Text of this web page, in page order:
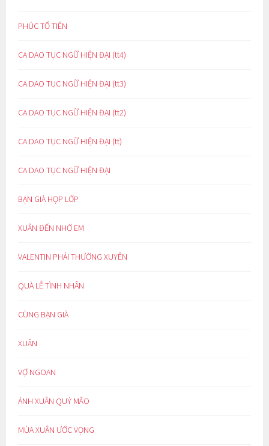
PHÚC TỔ TIÊN
CA DAO TỤC NGỮ HIỆN ĐẠI (tt4)
CA DAO TỤC NGỮ HIỆN ĐẠI (tt3)
CA DAO TỤC NGỮ HIỆN ĐẠI (tt2)
CA DAO TỤC NGỮ HIỆN ĐẠI (tt)
CA DAO TỤC NGỮ HIỆN ĐẠI
BẠN GIÀ HỌP LỚP
XUÂN ĐẾN NHỚ EM
VALENTIN PHẢI THƯỜNG XUYÊN
QUÀ LỄ TÌNH NHÂN
CÙNG BẠN GIÀ
XUÂN
VỢ NGOAN
ÁNH XUÂN QUÝ MÃO
MÙA XUÂN ƯỚC VỌNG